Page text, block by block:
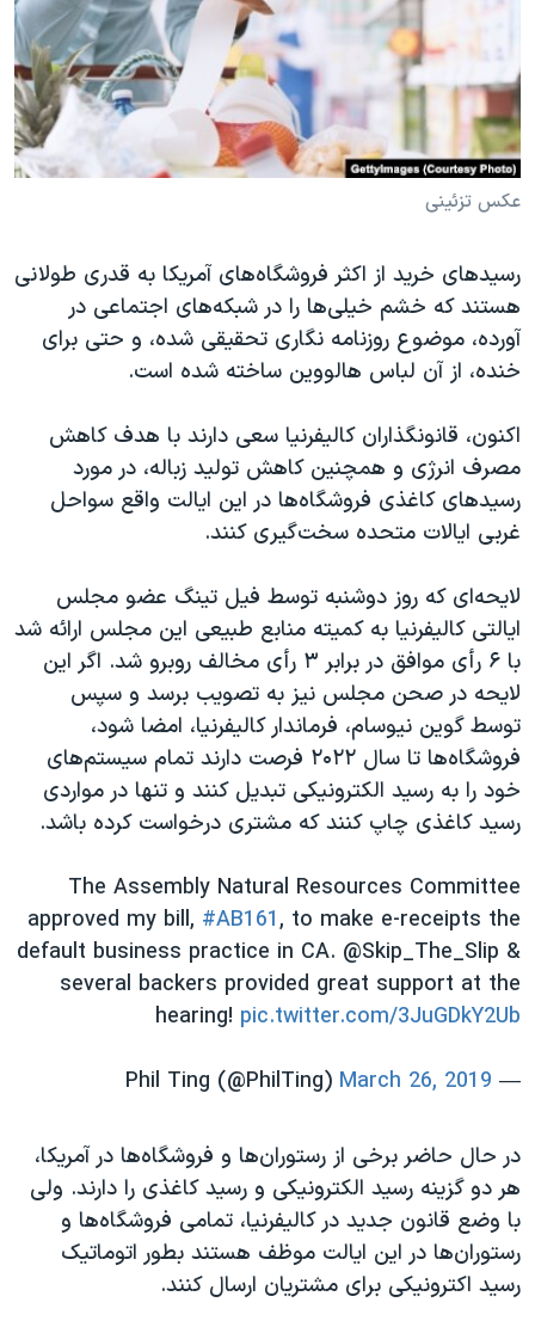
فرهنگ و زندگی
حقوق شهروندی
علم و فناوری
اسرائیل در جنگ
آرشیو پخش زنده
انتخابات ریاست جمهوری آمریکا ۲۰۲۴
حمله جمهوری اسلامی به اسرائیل
رمز مهسا
ورزش زنان در ایران
مجموعه مستندهای دادخواهی
تریبونال مردمی آبان ۹۸
دادگاه حمید نوری
قانون شفافیت دارائی کادر رهبری ایران
اعتراضات مردمی آبان ۹۸
اسرائیل در جنگ
همایش محافظه‌کاران آمریکا «سی‌پک»
صفحه‌های ویژه
سفر پرزیدنت ترامپ به چین
دنبال کنید
زبانهای مختلف
عکس تزئینی
رسیدهای خرید از اکثر فروشگاه‌های آمریکا به قدری طولانی
هستند که خشم خیلی‌ها را در شبکه‌های اجتماعی در
آورده، موضوع روزنامه نگاری تحقیقی شده، و حتی برای
خنده، از آن لباس هالووین ساخته شده است.
اکنون، قانونگذاران کالیفرنیا سعی دارند با هدف کاهش
مصرف انرژی و همچنین کاهش تولید زباله، در مورد
رسیدهای کاغذی فروشگاه‌ها در این ایالت واقع سواحل
غربی ایالات متحده سخت‌گیری کنند.
لایحه‌ای که روز دوشنبه توسط فیل تینگ عضو مجلس
ایالتی کالیفرنیا به کمیته منابع طبیعی این مجلس ارائه شد
با ۶ رأی موافق در برابر ۳ رأی مخالف روبرو شد. اگر این
لایحه در صحن مجلس نیز به تصویب برسد و سپس
توسط گوین نیوسام، فرماندار کالیفرنیا، امضا شود،
فروشگاه‌ها تا سال ۲۰۲۲ فرصت دارند تمام سیستم‌های
خود را به رسید الکترونیکی تبدیل کنند و تنها در مواردی
رسید کاغذی چاپ کنند که مشتری درخواست کرده باشد.
The Assembly Natural Resources Committee
approved my bill, #AB161, to make e-receipts the
default business practice in CA. @Skip_The_Slip &
several backers provided great support at the
hearing! pic.twitter.com/3JuGDkY2Ub
— Phil Ting (@PhilTing)
March 26, 2019
در حال حاضر برخی از رستوران‌ها و فروشگاه‌ها در آمریکا،
هر دو گزینه رسید الکترونیکی و رسید کاغذی را دارند. ولی
با وضع قانون جدید در کالیفرنیا، تمامی فروشگاه‌ها و
رستوران‌ها در این ایالت موظف هستند بطور اتوماتیک
رسید اکترونیکی برای مشتریان ارسال کنند.